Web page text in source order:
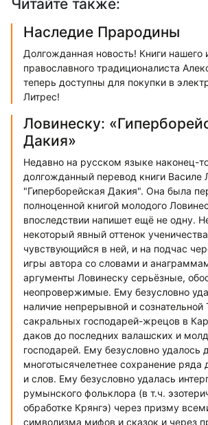
Читайте также:
Наследие Прародины
Долгожданная новость! Книги нашего
православного традиционалиста
теперь доступны для покупки в
Литрес!
Ловинеску:
Дакия»
Недавно на русском языке наконец-
долгожданный перевод книги Василе
"Гиперборейская Дакия". Она была
полноценной книгой молодого
впоследствии напишет ещё не одну.
некоторый явный оттенок
чувствующийся в ней, и на подчас
игры автора со словами и
аргументы Ловинеску серьёзные,
неопровержимые. Ему безусловно
наличие непрерывной и сознательной
сакральных господарей-жрецов в
даков до последних валашских и
господарей. Ему безусловно удалось
многотысячелетнее сохранение ряда
и слов. Ему безусловно удалась
румынского фольклора (в т.ч.
обработке Крянгэ) через призму
символизма мифов и сказок и через